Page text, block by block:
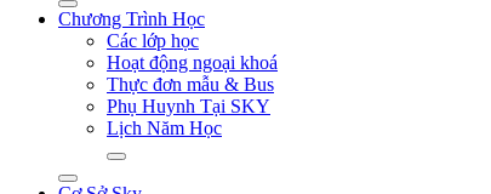
Chương Trình Học
Các lớp học
Hoạt động ngoại khoá
Thực đơn mẫu & Bus
Phụ Huynh Tại SKY
Lịch Năm Học